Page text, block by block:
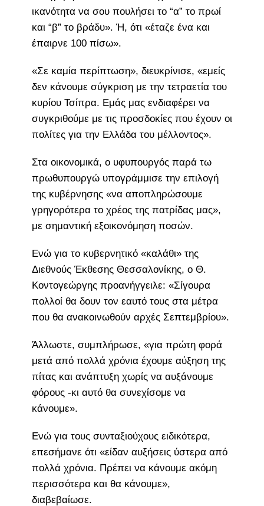
ικανότητα να σου πουλήσει το “α” το πρωί
και “β” το βράδυ». Ή, ότι «έταζε ένα και
έπαιρνε 100 πίσω».
«Σε καμία περίπτωση», διευκρίνισε, «εμείς
δεν κάνουμε σύγκριση με την τετραετία του
κυρίου Τσίπρα. Εμάς μας ενδιαφέρει να
συγκριθούμε με τις προσδοκίες που έχουν οι
πολίτες για την Ελλάδα του μέλλοντος».
Στα οικονομικά, ο υφυπουργός παρά τω
πρωθυπουργώ υπογράμμισε την επιλογή
της κυβέρνησης «να αποπληρώσουμε
γρηγορότερα το χρέος της πατρίδας μας»,
με σημαντική εξοικονόμηση ποσών.
Ενώ για το κυβερνητικό «καλάθι» της
Διεθνούς Έκθεσης Θεσσαλονίκης, ο Θ.
Κοντογεώργης προανήγγειλε: «Σίγουρα
πολλοί θα δουν τον εαυτό τους στα μέτρα
που θα ανακοινωθούν αρχές Σεπτεμβρίου».
Άλλωστε, συμπλήρωσε, «για πρώτη φορά
μετά από πολλά χρόνια έχουμε αύξηση της
πίτας και ανάπτυξη χωρίς να αυξάνουμε
φόρους -κι αυτό θα συνεχίσομε να
κάνουμε».
Ενώ για τους συνταξιούχους ειδικότερα,
επεσήμανε ότι «είδαν αυξήσεις ύστερα από
πολλά χρόνια. Πρέπει να κάνουμε ακόμη
περισσότερα και θα κάνουμε»,
διαβεβαίωσε.